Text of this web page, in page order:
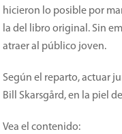
hicieron lo posible por
la del libro original. Sin
atraer al público joven.
Según el reparto, actuar
Bill Skarsgård, en la piel
Vea el contenido: